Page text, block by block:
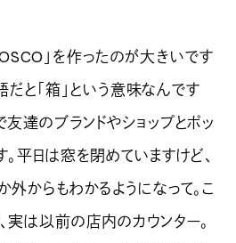
」を作ったのが大きいです
と「箱」という意味なんです
友達のブランドやショップとポッ
平日は窓を閉めていますけど、
外からもわかるようになって。こ
実は以前の店内のカウンター。